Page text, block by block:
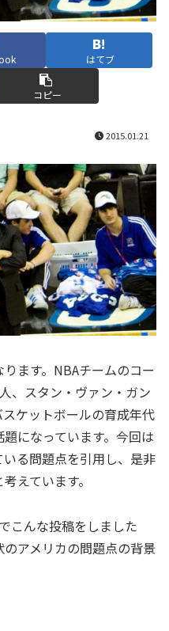
はてブ
コピー
2015.01.21
ます。NBAチームのコー
、スタン・ヴァン・ガン
ケットボールの育成年代
になっています。今回は
る問題点を引用し、是非
えています。
こんな投稿をしました
アメリカの問題点の背景